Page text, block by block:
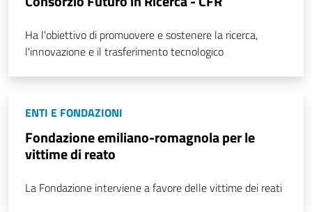
Ha l'obiettivo di promuovere e sostenere la ricerca,
l'innovazione e il trasferimento tecnologico
ENTI E FONDAZIONI
Fondazione emiliano-romagnola per le
vittime di reato
La Fondazione interviene a favore delle vittime dei reati